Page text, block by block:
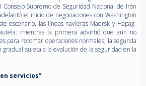
Supremo de Seguridad Nacional de Irán
el inicio de negociaciones con Washington
escenario, las líneas navieras Maersk y Hapag-
mientras la primera advirtió que aún no
para retomar operaciones normales, la segunda
sujeta a la evolución de la seguridad en la
servicios”